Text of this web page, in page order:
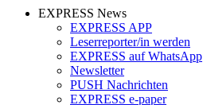
EXPRESS News
EXPRESS APP
Leserreporter/in werden
EXPRESS auf WhatsApp
Newsletter
PUSH Nachrichten
EXPRESS e-paper